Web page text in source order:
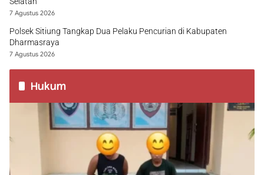
7 Agustus 2026
Polsek Sitiung Tangkap Dua Pelaku Pencurian di Kabupaten
Dharmasraya
7 Agustus 2026
Hukum